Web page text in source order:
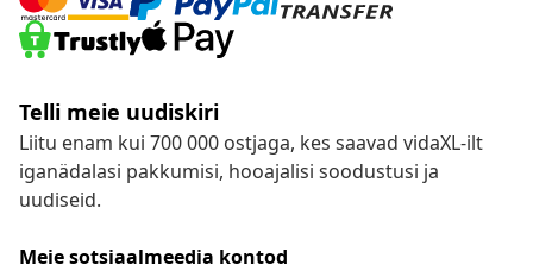
Telli meie uudiskiri
Liitu enam kui 700 000 ostjaga, kes saavad vidaXL-ilt
iganädalasi pakkumisi, hooajalisi soodustusi ja
uudiseid.
Meie sotsiaalmeedia kontod